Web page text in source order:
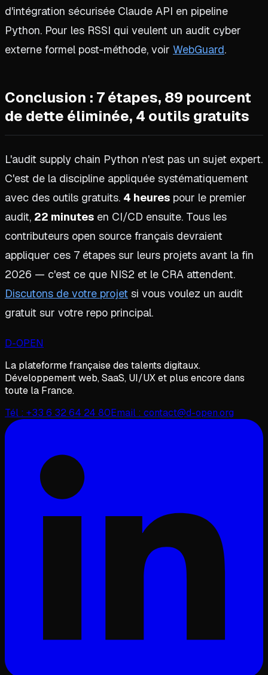
d'intégration sécurisée Claude API en pipeline
Python. Pour les RSSI qui veulent un audit cyber
externe formel post-méthode, voir WebGuard.
Conclusion : 7 étapes, 89 pourcent
de dette éliminée, 4 outils gratuits
L'audit supply chain Python n'est pas un sujet expert.
C'est de la discipline appliquée systématiquement
avec des outils gratuits. 4 heures pour le premier
audit, 22 minutes en CI/CD ensuite. Tous les
contributeurs open source français devraient
appliquer ces 7 étapes sur leurs projets avant la fin
2026 — c'est ce que NIS2 et le CRA attendent.
Discutons de votre projet si vous voulez un audit
gratuit sur votre repo principal.
D-OPEN
La plateforme française des talents digitaux.
Développement web, SaaS, UI/UX et plus encore dans
toute la France.
Tél : +33 6 32 64 24 80Email : contact@d-open.org